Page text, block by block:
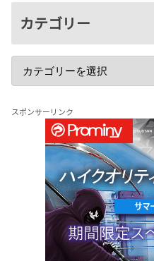
カテゴリー
スポンサーリンク